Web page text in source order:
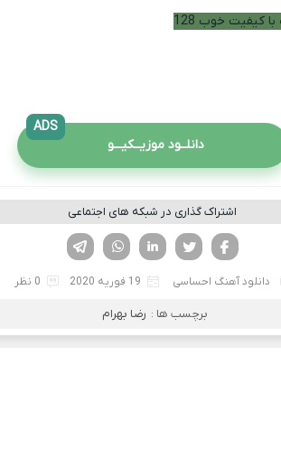
کیفیت خوب 128
دانلــود موزیــکیـــو
ADS
اشتراک گذاری در شبکه های اجتماعی
لینکدین تویتر
فیسوک
دانلود آهنگ احساسی 19 فوریه 2020 0 نظر
برچسب ها : رضا بهرام